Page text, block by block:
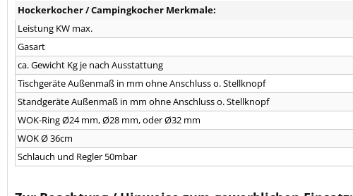
Hockerkocher / Campingkocher Merkmale:
Leistung KW max.
Gasart
ca. Gewicht Kg je nach Ausstattung
Tischgeräte Außenmaß in mm ohne Anschluss o. Stellknopf
Standgeräte Außenmaß in mm ohne Anschluss o. Stellknopf
WOK-Ring Ø24 mm, Ø28 mm, oder Ø32 mm
WOK Ø 36cm
Schlauch und Regler 50mbar